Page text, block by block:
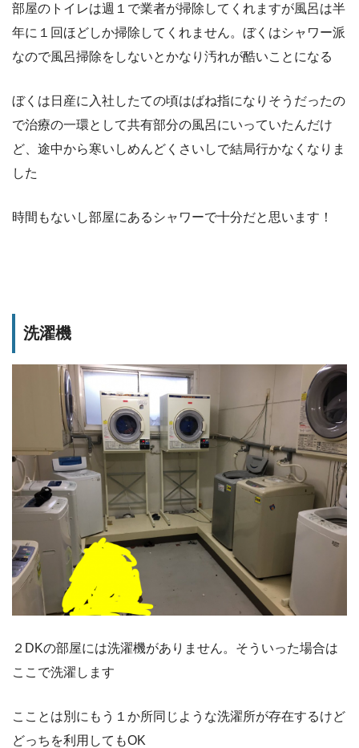
部屋のトイレは週１で業者が掃除してくれますが風呂は半
年に１回ほどしか掃除してくれません。ぼくはシャワー派
なので風呂掃除をしないとかなり汚れが酷いことになる
ぼくは日産に入社したての頃はばね指になりそうだったの
で治療の一環として共有部分の風呂にいっていたんだけ
ど、途中から寒いしめんどくさいしで結局行かなくなりま
した
時間もないし部屋にあるシャワーで十分だと思います！
洗濯機
２DKの部屋には洗濯機がありません。そういった場合は
ここで洗濯します
こことは別にもう１か所同じような洗濯所が存在するけど
どっちを利用してもOK